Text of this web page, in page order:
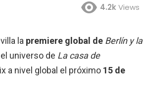
4.2kViews
la premiere global de Berlín y la
universo de La casa de
a nivel global el próximo 15 de